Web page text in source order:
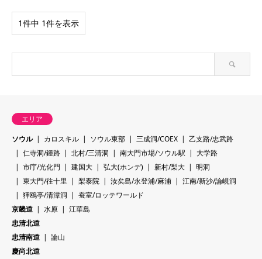
1件中 1件を表示
エリア
ソウル
カロスキル ソウル東部 三成洞/COEX
乙支路/忠武路
仁寺洞/鍾路
北村/三清洞 南大門市場/ソウル駅
大学路
市庁/光化門
建国大 弘大(ホンデ) 新村/梨大
明洞
東大門/往十里
梨泰院 汝矣島/永登浦/麻浦
江南/新沙/論峴洞
狎鴎亭/清潭洞
蚕室/ロッテワールド
京畿道
水原
江華島
忠清北道
忠清南道
論山
慶尚北道